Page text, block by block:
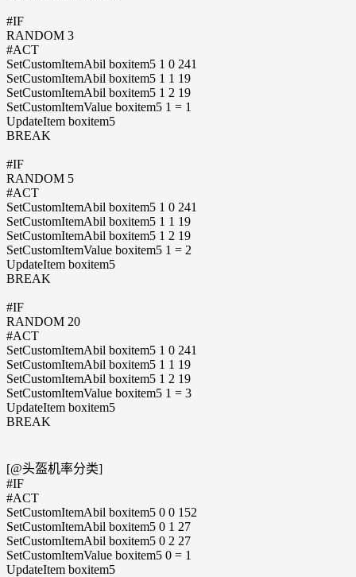
#IF
RANDOM 3
#ACT
SetCustomItemAbil boxitem5 1 0 241
SetCustomItemAbil boxitem5 1 1 19
SetCustomItemAbil boxitem5 1 2 19
SetCustomItemValue boxitem5 1 = 1
UpdateItem boxitem5
BREAK
#IF
RANDOM 5
#ACT
SetCustomItemAbil boxitem5 1 0 241
SetCustomItemAbil boxitem5 1 1 19
SetCustomItemAbil boxitem5 1 2 19
SetCustomItemValue boxitem5 1 = 2
UpdateItem boxitem5
BREAK
#IF
RANDOM 20
#ACT
SetCustomItemAbil boxitem5 1 0 241
SetCustomItemAbil boxitem5 1 1 19
SetCustomItemAbil boxitem5 1 2 19
SetCustomItemValue boxitem5 1 = 3
UpdateItem boxitem5
BREAK
[@头盔机率分类]
#IF
#ACT
SetCustomItemAbil boxitem5 0 0 152
SetCustomItemAbil boxitem5 0 1 27
SetCustomItemAbil boxitem5 0 2 27
SetCustomItemValue boxitem5 0 = 1
UpdateItem boxitem5